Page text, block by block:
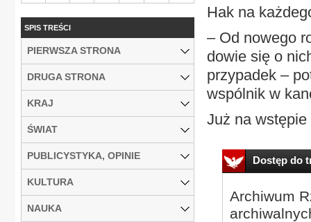
Hak na
– Od nowego
dowie się o
przypadek –
wspólnik w
Już na
Dostęp do
Archiwum
SPIS TREŚCI
PIERWSZA STRONA
DRUGA STRONA
KRAJ
ŚWIAT
PUBLICYSTYKA, OPINIE
KULTURA
NAUKA